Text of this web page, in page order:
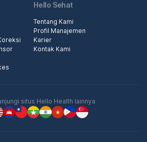
Hello Sehat
Tentang Kami
Profil Manajemen
Karier
Kontak Kami
situs Hello Health lainnya